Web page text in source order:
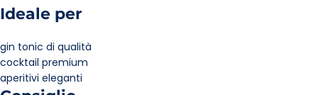
Ideale per
gin tonic di qualità
cocktail premium
aperitivi eleganti